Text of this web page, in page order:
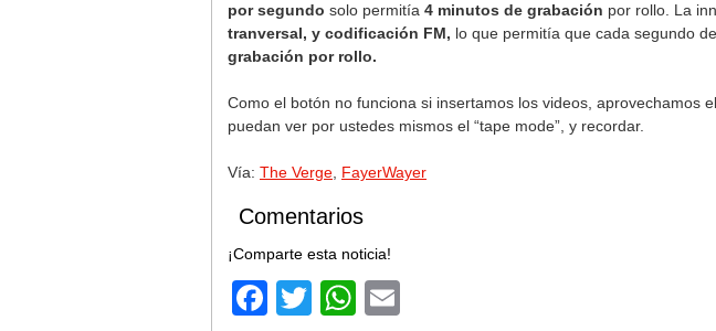
por segundo solo permitía 4 minutos de grabación por rollo. La
tranversal, y codificación FM, lo que permitía que cada segundo
grabación por rollo.
Como el botón no funciona si insertamos los videos, aprovechamos
puedan ver por ustedes mismos el “tape mode”, y recordar.
Vía: The Verge FayerWayer
Comentarios
¡Comparte esta noticia!
Facebook
TwitterWhatsApp